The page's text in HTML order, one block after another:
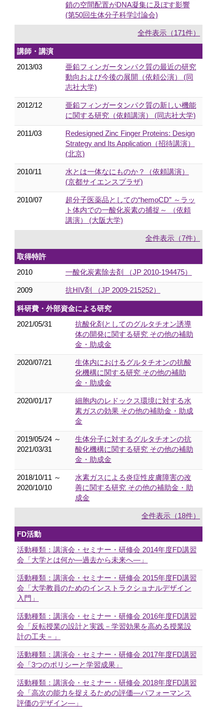
鎖の空間配置がDNA凝集に及ぼす影響
(第50回生体分子科学討論会)
全件表示（171件）
講師・講演
2013/03
亜鉛フィンガータンパク質の最近の研究
動向および今後の展開（依頼公演） (同
志社大学)
2012/12
亜鉛フィンガータンパク質の新しい機能
に関する研究（依頼講演） (同志社大学)
2011/03
Redesigned Zinc Finger Proteins: Design
Strategy and Its Application（招待講演）
(北京)
2010/11
水とは一体なにものか？（依頼講演）
(京都サイエンスプラザ)
2010/07
超分子医薬品としての“hemoCD” ～ラッ
ト体内での一酸化炭素の捕捉～ （依頼
講演） (大阪大学)
全件表示（7件）
取得特許
2010
一酸化炭素除去剤 （JP 2010-194475）
2009 抗HIV剤 （JP 2009-215252）
科研費・外部資金による研究
2021/05/31
抗酸化剤としてのグルタチオン誘導
体の開発に関する研究 その他の補助
金・助成金
2020/07/21
生体内におけるグルタチオンの抗酸
化機構に関する研究 その他の補助
金・助成金
2020/01/17
細胞内のレドックス環境に対する水
素ガスの効果 その他の補助金・助成
金
2019/05/24 ～
2021/03/31
生体分子に対するグルタチオンの抗
酸化機構に関する研究 その他の補助
金・助成金
2018/10/11 ～
2020/10/10
水素ガスによる炎症性皮膚障害の改
善に関する研究 その他の補助金・助
成金
全件表示（18件）
FD活動
活動種類：講演会・セミナー・研修会 2014年度FD講習
会「大学とは何か―過去から未来へ―」
活動種類：講演会・セミナー・研修会 2015年度FD講習
会「大学教員のためのインストラクショナルデザイン
入門」
活動種類：講演会・セミナー・研修会 2016年度FD講習
会「反転授業の設計と実践－学習効果を高める授業設
計の工夫－」
活動種類：講演会・セミナー・研修会 2017年度FD講習
会「3つのポリシーと学習成果」
活動種類：講演会・セミナー・研修会 2018年度FD講習
会「高次の能力を捉えるための評価―パフォーマンス
評価のデザイン―」